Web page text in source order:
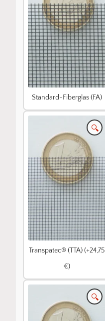
Standard-Fiberglas (FA)
🔍
Transpatec® (TTA) (+24,75
€)
🔍